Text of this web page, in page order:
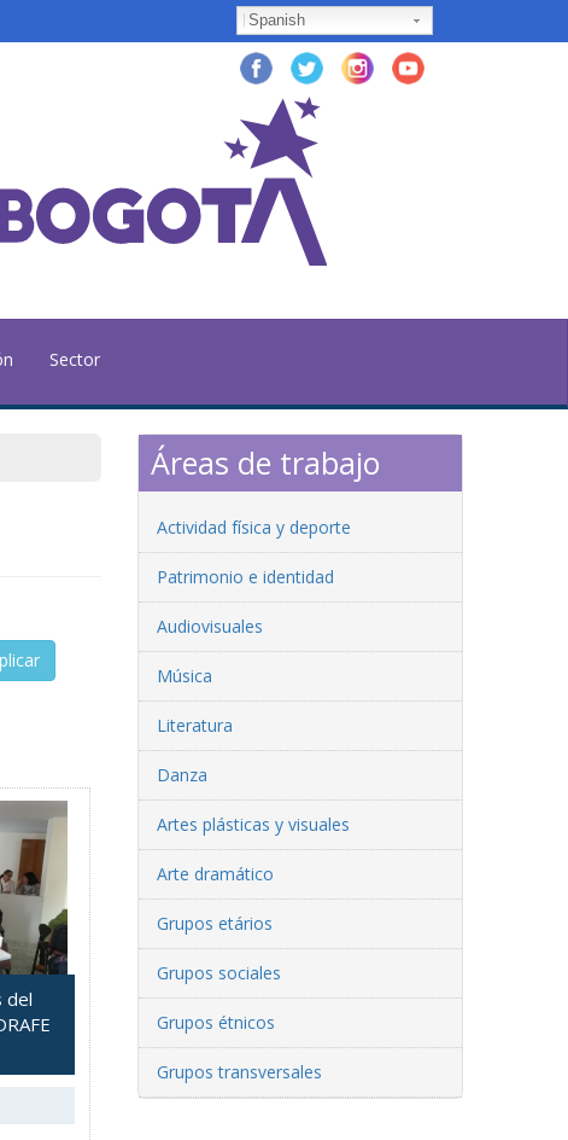
Spanish
Sector
del
Áreas de trabajo
Actividad física y deporte
Patrimonio e identidad
Audiovisuales
Música
Literatura
Danza
Artes plásticas y visuales
Arte dramático
Grupos etários
Grupos sociales
Grupos étnicos
Grupos transversales